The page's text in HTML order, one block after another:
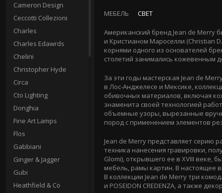
Cameron Design
Ceccotti Collezioni
Charles
Charles Edawrds
Chelini
Christopher Hyde
Circa
Cto Lighting
Donghia
Fine Art Lamps
Flos
Gabbiani
Ginger & Jagger
Gubi
Heathfield & Co
МЕБЕЛЬ СВЕТ
Американский бренд Jean de Merry
и Кристианом Мароселли (Christian
корнями одного из основателей
столетий занимались кожевенным
За эти годы мастерская Jean de
в Лос-Анджелесе и Мексике,
обивочных материалов, включая
знаменита своей технологией
объемные узоры, вырезанные
пород с применением элементов
Jean de Merry представляет серию
техника нанесения гравировки,
Glomi), открывшего ее в XVIII веке,
мебель, рамы картин. В настоящее
В коллекции Jean de Merry три
и POSEIDON CREDENZA, а также